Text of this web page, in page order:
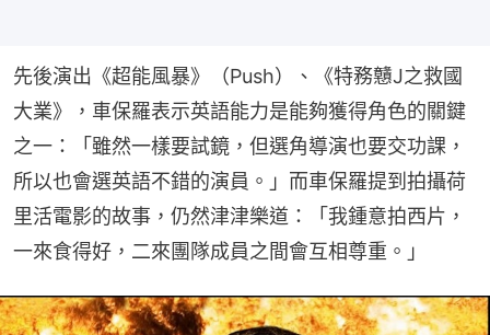
先後演出《超能風暴》（Push）、《特務戇J之救國
大業》，車保羅表示英語能力是能夠獲得角色的關鍵
之一：「雖然一樣要試鏡，但選角導演也要交功課，
所以也會選英語不錯的演員。」而車保羅提到拍攝荷
里活電影的故事，仍然津津樂道：「我鍾意拍西片，
一來食得好，二來團隊成員之間會互相尊重。」